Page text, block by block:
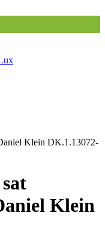
Klein DK.1.13072-
Klein